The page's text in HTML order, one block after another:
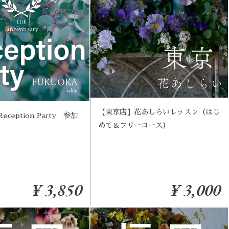
Reception Party 参加
¥ 3,850
【東京店】花あしらいレッスン（はじ
めて＆フリーコース）
¥ 3,000